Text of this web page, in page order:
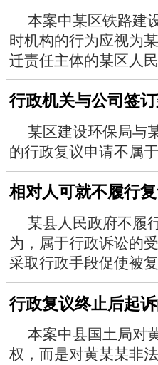
本案中某区铁路建
时机构的行为应视为
迁责任主体的某区人
行政机关与公司签
某区建设环保局与
的行政复议申请不属
相对人可就不履行
某县人民政府不履
为，属于行政诉讼的
采取行政手段促使被
行政复议终止后起
本案中县国土局对
权，而是对黄某某非